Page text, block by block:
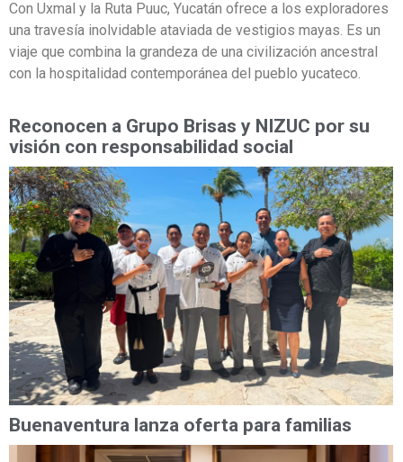
Con Uxmal y la Ruta Puuc, Yucatán ofrece a los exploradores
una travesía inolvidable ataviada de vestigios mayas. Es un
viaje que combina la grandeza de una civilización ancestral
con la hospitalidad contemporánea del pueblo yucateco.
Reconocen a Grupo Brisas y NIZUC por su
visión con responsabilidad social
Buenaventura lanza oferta para familias